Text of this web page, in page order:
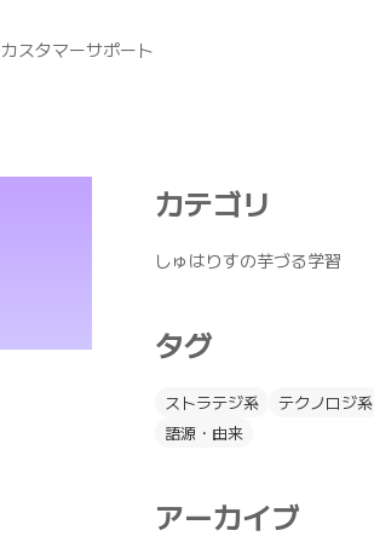
カスタマーサポート
カテゴリ
しゅはりすの芋づる学習
タグ
ストラテジ系 テクノロジ系
語源・由来
アーカイブ